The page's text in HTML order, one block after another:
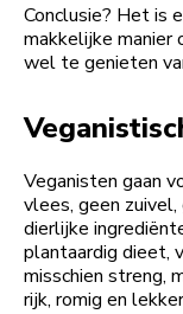
Conclusie? Het is
makkelijke manier
wel te genieten
Veganisten gaan
vlees, geen zuivel,
dierlijke
plantaardig dieet,
misschien streng,
rijk, romig en